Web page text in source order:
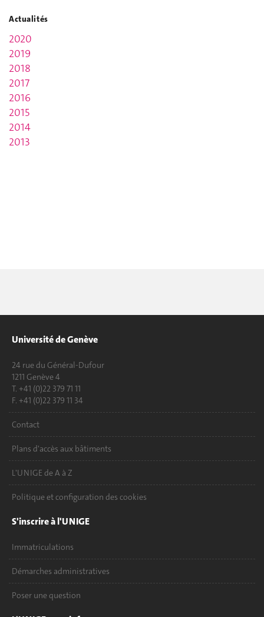
Actualités
2020
2019
2018
2017
2016
2015
2014
2013
Université de Genève
24 rue du Général-Dufour
1211 Genève 4
T. +41 (0)22 379 71 11
F. +41 (0)22 379 11 34
Contact
Plans d'accès aux bâtiments
L'UNIGE de A à Z
Politique et configuration des cookies
S'inscrire à l'UNIGE
Immatriculations
Démarches administratives
Poser une question